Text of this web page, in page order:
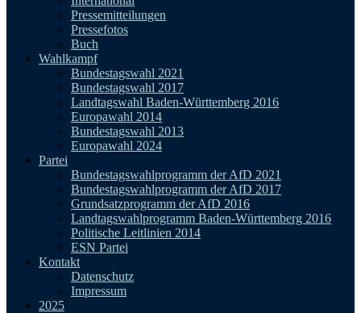
Pressemitteilungen
Pressefotos
Buch
Wahlkampf
Bundestagswahl 2021
Bundestagswahl 2017
Landtagswahl Baden-Württemberg 2016
Europawahl 2014
Bundestagswahl 2013
Europawahl 2024
Partei
Bundestagswahlprogramm der AfD 2021
Bundestagswahlprogramm der AfD 2017
Grundsatzprogramm der AfD 2016
Landtagswahlprogramm Baden-Württemberg 2016
Politische Leitlinien 2014
ESN Partei
Kontakt
Datenschutz
Impressum
2025